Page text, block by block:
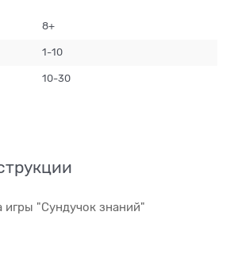
8+
1-10
10-30
игры "Сундучок знаний"